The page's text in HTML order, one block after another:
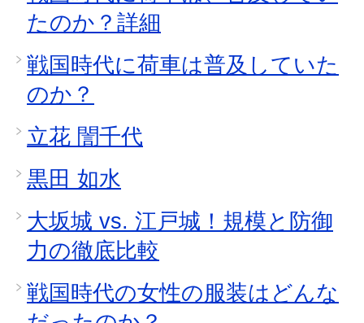
たのか？詳細
戦国時代に荷車は普及していた
のか？
立花 誾千代
黒田 如水
大坂城 vs. 江戸城！規模と防御
力の徹底比較
戦国時代の女性の服装はどんな